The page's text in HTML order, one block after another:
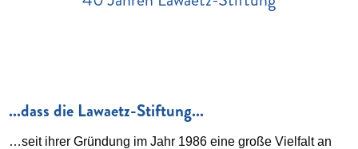
...dass die Lawaetz-Stiftung...
…seit ihrer Gründung im Jahr 1986 eine große Vielfalt an